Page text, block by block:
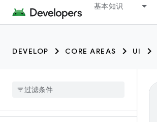
基本知识
DEVELOP CORE AREAS UI